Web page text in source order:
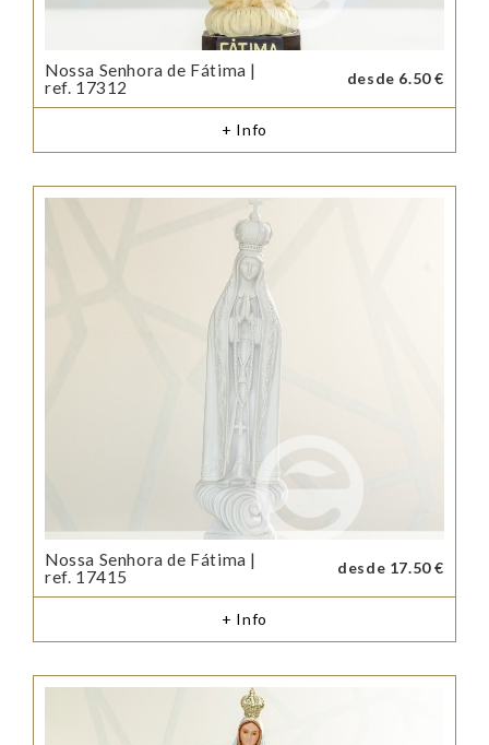
Nossa Senhora de Fátima |
ref. 17312
desde 6.50 €
+ Info
Nossa Senhora de Fátima |
ref. 17415
desde 17.50 €
+ Info